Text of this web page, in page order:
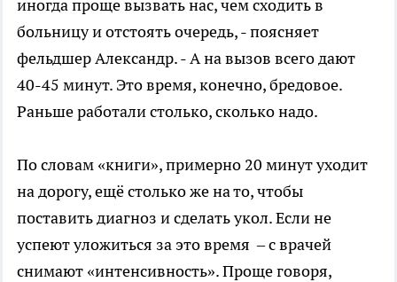
иногда проще вызвать нас, чем сходить в
больницу и отстоять очередь, - поясняет
фельдшер Александр. - А на вызов всего дают
40-45 минут. Это время, конечно, бредовое.
Раньше работали столько, сколько надо.
По словам «книги», примерно 20 минут уходит
на дорогу, ещё столько же на то, чтобы
поставить диагноз и сделать укол. Если не
успеют уложиться за это время – с врачей
снимают «интенсивность». Проще говоря,